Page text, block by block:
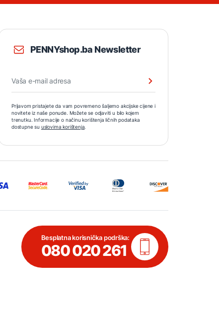
PENNYshop.ba Newsletter
Prijavom pristajete da vam povremeno šaljemo akcijske cijene i
novitete iz naše ponude. Možete se odjaviti u bilo kojem
trenutku. Informacije o načinu korištenja ličnih podataka
dostupne su uslovima korištenja.
Besplatna korisnička podrška:
080 020 261